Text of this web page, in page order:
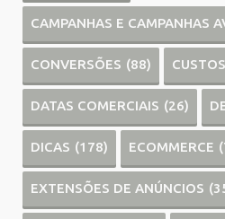
CAMPANHAS E CAMPANHAS
CONVERSÕES (88) CUSTOS
DATAS COMERCIAIS (26)
DICAS (178) ECOMMERCE
EXTENSÕES DE ANÚNCIOS